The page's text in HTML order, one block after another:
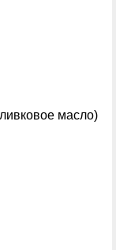
масло)